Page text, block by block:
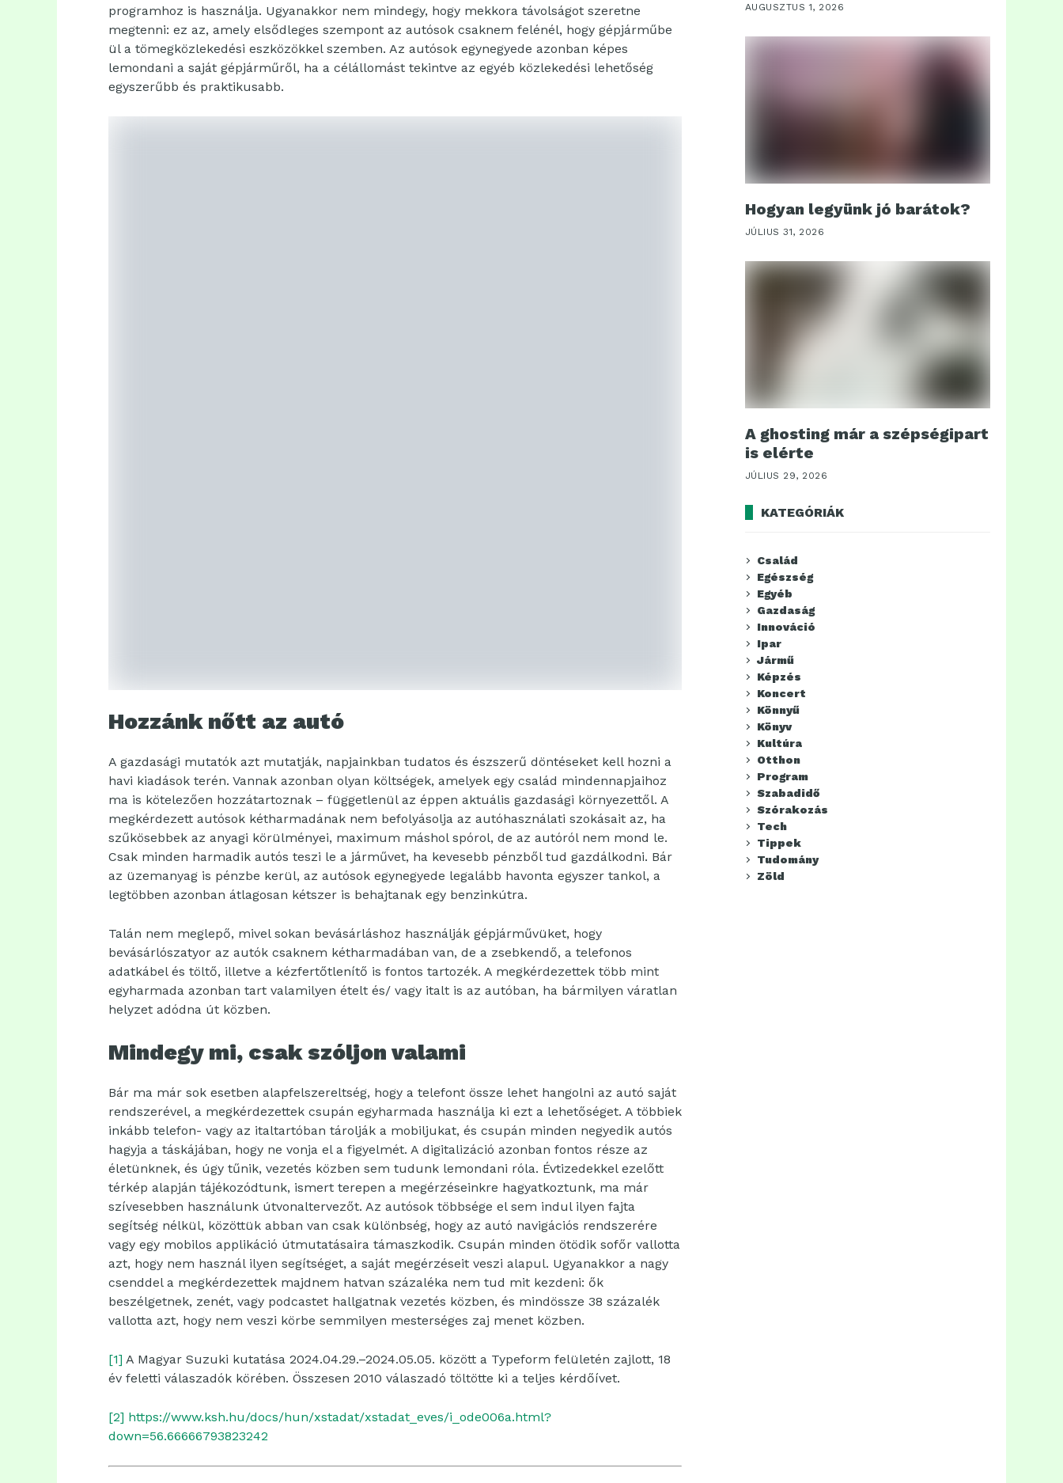
programhoz is használja. Ugyanakkor nem mindegy, hogy mekkora távolságot szeretne
megtenni: ez az, amely elsődleges szempont az autósok csaknem felénél, hogy gépjárműbe
ül a tömegközlekedési eszközökkel szemben. Az autósok egynegyede azonban képes
lemondani a saját gépjárműről, ha a célállomást tekintve az egyéb közlekedési lehetőség
egyszerűbb és praktikusabb.
Hozzánk nőtt az autó
A gazdasági mutatók azt mutatják, napjainkban tudatos és észszerű döntéseket kell hozni a
havi kiadások terén. Vannak azonban olyan költségek, amelyek egy család mindennapjaihoz
ma is kötelezően hozzátartoznak – függetlenül az éppen aktuális gazdasági környezettől. A
megkérdezett autósok kétharmadának nem befolyásolja az autóhasználati szokásait az, ha
szűkösebbek az anyagi körülményei, maximum máshol spórol, de az autóról nem mond le.
Csak minden harmadik autós teszi le a járművet, ha kevesebb pénzből tud gazdálkodni. Bár
az üzemanyag is pénzbe kerül, az autósok egynegyede legalább havonta egyszer tankol, a
legtöbben azonban átlagosan kétszer is behajtanak egy benzinkútra.
Talán nem meglepő, mivel sokan bevásárláshoz használják gépjárművüket, hogy
bevásárlószatyor az autók csaknem kétharmadában van, de a zsebkendő, a telefonos
adatkábel és töltő, illetve a kézfertőtlenítő is fontos tartozék. A megkérdezettek több mint
egyharmada azonban tart valamilyen ételt és/ vagy italt is az autóban, ha bármilyen váratlan
helyzet adódna út közben.
Mindegy mi, csak szóljon valami
Bár ma már sok esetben alapfelszereltség, hogy a telefont össze lehet hangolni az autó saját
rendszerével, a megkérdezettek csupán egyharmada használja ki ezt a lehetőséget. A többiek
inkább telefon- vagy az italtartóban tárolják a mobiljukat, és csupán minden negyedik autós
hagyja a táskájában, hogy ne vonja el a figyelmét. A digitalizáció azonban fontos része az
életünknek, és úgy tűnik, vezetés közben sem tudunk lemondani róla. Évtizedekkel ezelőtt
térkép alapján tájékozódtunk, ismert terepen a megérzéseinkre hagyatkoztunk, ma már
szívesebben használunk útvonaltervezőt. Az autósok többsége el sem indul ilyen fajta
segítség nélkül, közöttük abban van csak különbség, hogy az autó navigációs rendszerére
vagy egy mobilos applikáció útmutatásaira támaszkodik. Csupán minden ötödik sofőr vallotta
azt, hogy nem használ ilyen segítséget, a saját megérzéseit veszi alapul. Ugyanakkor a nagy
csenddel a megkérdezettek majdnem hatvan százaléka nem tud mit kezdeni: ők
beszélgetnek, zenét, vagy podcastet hallgatnak vezetés közben, és mindössze 38 százalék
vallotta azt, hogy nem veszi körbe semmilyen mesterséges zaj menet közben.
[1] A Magyar Suzuki kutatása 2024.04.29.–2024.05.05. között a Typeform felületén zajlott, 18
év feletti válaszadók körében. Összesen 2010 válaszadó töltötte ki a teljes kérdőívet.
[2] https://www.ksh.hu/docs/hun/xstadat/xstadat_eves/i_ode006a.html?
down=56.66666793823242
AUGUSZTUS 1, 2026
Hogyan legyünk jó barátok?
JÚLIUS 31, 2026
A ghosting már a szépségipart
is elérte
JÚLIUS 29, 2026
KATEGÓRIÁK
Család
Egészség
Egyéb
Gazdaság
Innováció
Ipar
Jármű
Képzés
Koncert
Könnyű
Könyv
Kultúra
Otthon
Program
Szabadidő
Szórakozás
Tech
Tippek
Tudomány
Zöld